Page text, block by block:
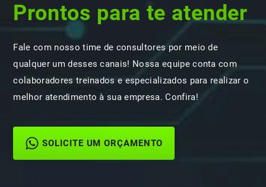
Prontos para te atender
Fale com nosso time de consultores por meio de
qualquer um desses canais! Nossa equipe conta com
colaboradores treinados e especializados para realizar o
melhor atendimento à sua empresa. Confira!
SOLICITE UM ORÇAMENTO